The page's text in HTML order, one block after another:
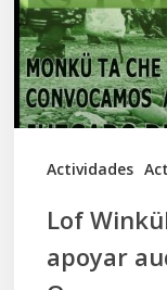
Actividades
apoyar
audiencia
en
Juzgado
Lof
apoyar